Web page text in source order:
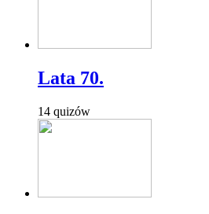
Lata 70.
14 quizów